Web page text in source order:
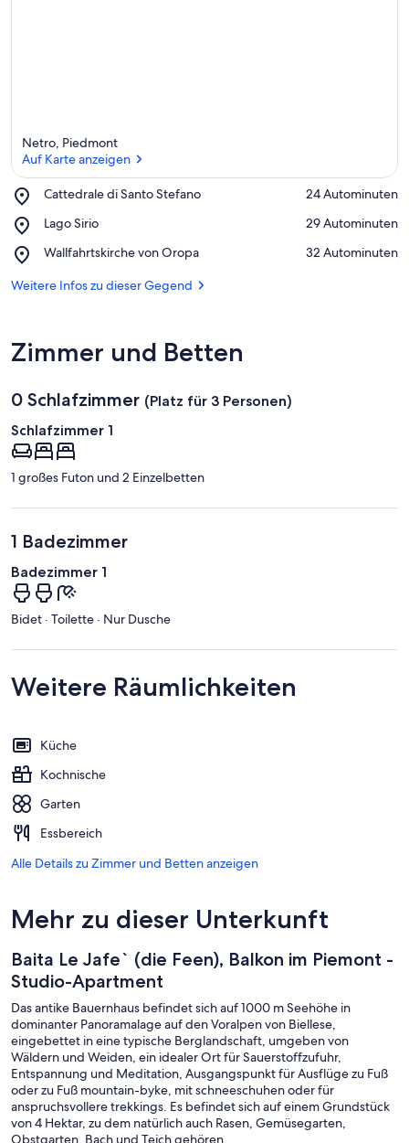
Netro, Piedmont
Auf Karte anzeigen
Cattedrale di Santo Stefano
Place,
di
Stefano
‪24 Autominuten‬
Lago Sirio
Place,
Sirio
‪29 Autominuten‬
Wallfahrtskirche von Oropa
Place,
von
‪32 Autominuten‬
Weitere Infos zu dieser Gegend
Zimmer und Betten
0 Schlafzimmer (Platz für 3 Personen)
Schlafzimmer 1
1 großes Futon und 2 Einzelbetten
1 Badezimmer
Badezimmer 1
Bidet · Toilette · Nur Dusche
Weitere Räumlichkeiten
Küche
Kochnische
Garten
Essbereich
Alle Details zu Zimmer und Betten anzeigen
Mehr zu dieser Unterkunft
Baita Le Jafe` (die Feen), Balkon im Piemont -
Studio-Apartment
Das antike Bauernhaus befindet sich auf 1000 m Seehöhe in
dominanter Panoramalage auf den Voralpen von Biellese,
eingebettet in eine typische Berglandschaft, umgeben von
Wäldern und Weiden, ein idealer Ort für Sauerstoffzufuhr,
Entspannung und Meditation, Ausgangspunkt für Ausflüge zu Fuß
oder zu Fuß mountain-byke, mit schneeschuhen oder für
anspruchsvollere trekkings. Es befindet sich auf einem Grundstück
von 4 Hektar, zu dem natürlich auch Rasen, Gemüsegarten,
Obstgarten, Bach und Teich gehören.